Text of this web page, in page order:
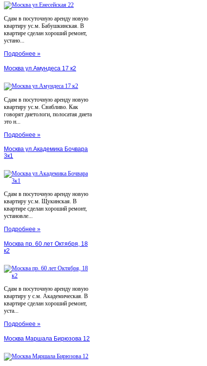
Сдам в посуточную аренду новую
квартиру ус.м. Бабушкинская. В
квартире сделан хороший ремонт,
устано...
Подробнее »
Москва ул.Амундеса 17 к2
Сдам в посуточную аренду новую
квартиру ус.м. Свибливо. Как
говорят диетологи, полосатая диета
это н...
Подробнее »
Москва ул.Академика Бочвара
3к1
Сдам в посуточную аренду новую
квартиру ус.м. Щукинская. В
квартире сделан хороший ремонт,
установле...
Подробнее »
Москва пр. 60 лет Октября, 18
к2
Сдам в посуточную аренду новую
квартиру у с.м. Академическая. В
квартире сделан хороший ремонт,
уста...
Подробнее »
Москва Маршала Бирюзова 12